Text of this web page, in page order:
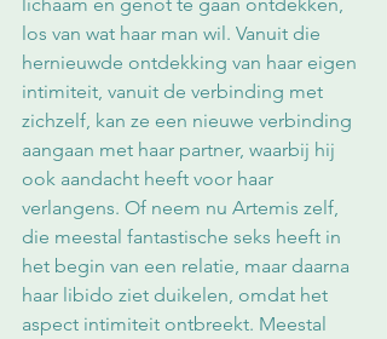
los van wat haar man wil. Vanuit die
hernieuwde ontdekking van haar eigen
intimiteit, vanuit de verbinding met
zichzelf, kan ze een nieuwe verbinding
aangaan met haar partner, waarbij hij
ook aandacht heeft voor haar
verlangens. Of neem nu Artemis zelf,
die meestal fantastische seks heeft in
het begin van een relatie, maar daarna
haar libido ziet duikelen, omdat het
aspect intimiteit ontbreekt. Meestal